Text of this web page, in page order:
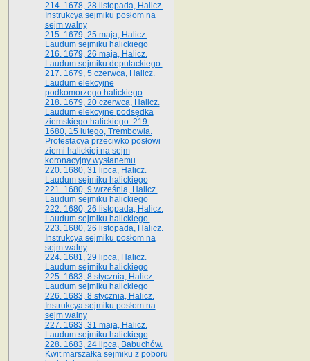
214. 1678, 28 listopada, Halicz.
Instrukcya sejmiku posłom na
sejm walny
215. 1679, 25 maja, Halicz.
Laudum sejmiku halickiego
216. 1679, 26 maja, Halicz.
Laudum sejmiku deputackiego.
217. 1679, 5 czerwca, Halicz.
Laudum elekcyjne
podkomorzego halickiego
218. 1679, 20 czerwca, Halicz.
Laudum elekcyjne podsędka
ziemskiego halickiego. 219.
1680, 15 lutego, Trembowla.
Protestacya przeciwko posłowi
ziemi halickiej na sejm
koronacyjny wysłanemu
220. 1680, 31 lipca, Halicz.
Laudum sejmiku halickiego
221. 1680, 9 września, Halicz.
Laudum sejmiku halickiego
222. 1680, 26 listopada, Halicz.
Laudum sejmiku halickiego.
223. 1680, 26 listopada, Halicz.
Instrukcya sejmiku posłom na
sejm walny
224. 1681, 29 lipca, Halicz.
Laudum sejmiku halickiego
225. 1683, 8 stycznia, Halicz.
Laudum sejmiku halickiego
226. 1683, 8 stycznia, Halicz.
Instrukcya sejmiku posłom na
sejm walny
227. 1683, 31 maja, Halicz.
Laudum sejmiku halickiego
228. 1683, 24 lipca, Babuchów.
Kwit marszałka sejmiku z poboru